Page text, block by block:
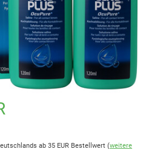
ab 35 EUR Bestellwert (weitere